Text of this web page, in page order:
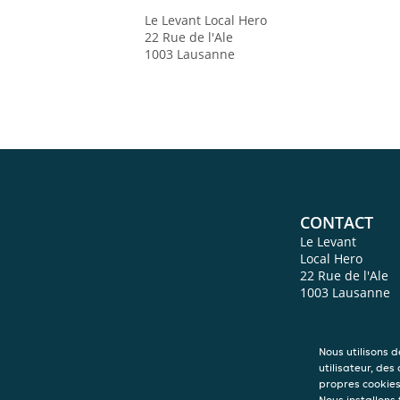
Le Levant Local Hero
22 Rue de l'Ale
1003 Lausanne
CONTACT
Le Levant
Local Hero
22 Rue de l'Ale
1003 Lausanne
Nous utilisons
utilisateur, des
propres